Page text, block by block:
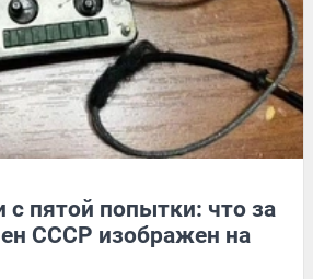
с пятой попытки: что за
СССР изображен на